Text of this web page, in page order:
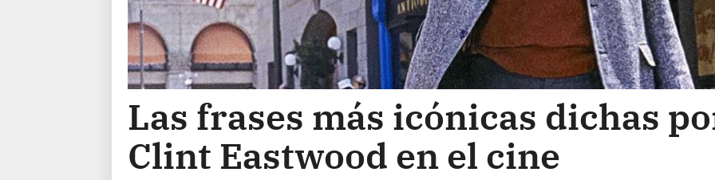
Las frases más icónicas dichas
Clint Eastwood en el cine